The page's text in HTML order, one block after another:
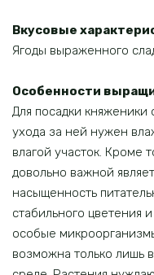
Вкусовые
Ягоды выраженного
Особенности
Для посадки
ухода за ней нужен
влагой участок. Кроме
довольно важной
насыщенность
стабильного цветения
особые
возможна только лишь